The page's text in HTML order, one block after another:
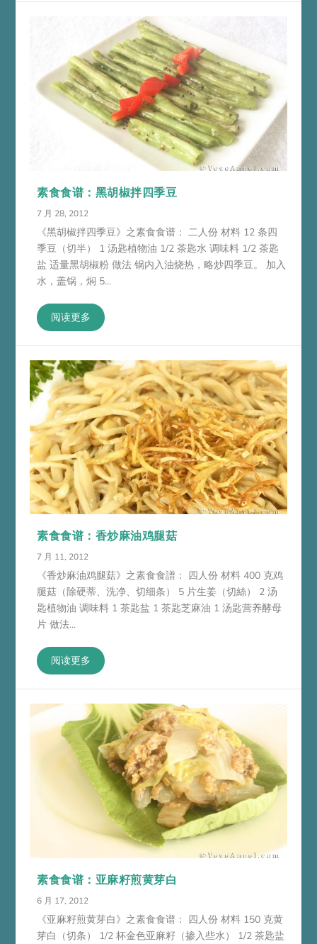
素食食谱：黑胡椒拌四季豆
7 月 28, 2012
《黑胡椒拌四季豆》之素食食谱： 二人份 材料 12 条四
季豆（切半） 1 汤匙植物油 1/2 茶匙水 调味料 1/2 茶匙
盐 适量黑胡椒粉 做法 锅内入油烧热，略炒四季豆。 加入
水，盖锅，焖 5...
阅读更多
素食食谱：香炒麻油鸡腿菇
7 月 11, 2012
《香炒麻油鸡腿菇》之素食食譜： 四人份 材料 400 克鸡
腿菇（除硬蒂、洗净、切细条） 5 片生姜（切絲） 2 汤
匙植物油 调味料 1 茶匙盐 1 茶匙芝麻油 1 汤匙营养酵母
片 做法...
阅读更多
素食食谱：亚麻籽煎黄芽白
6 月 17, 2012
《亚麻籽煎黄芽白》之素食食谱： 四人份 材料 150 克黄
芽白（切条） 1/2 杯金色亚麻籽（掺入些水） 1/2 茶匙盐